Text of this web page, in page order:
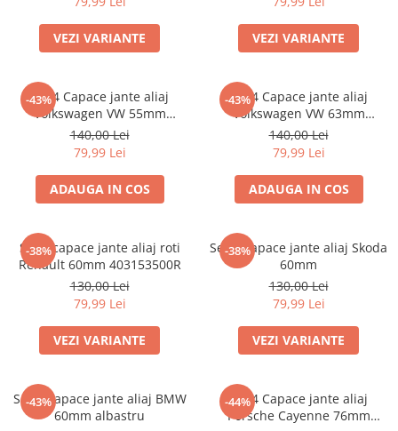
VEZI VARIANTE VEZI VARIANTE
-43%
Set 4 Capace jante aliaj
Volkswagen VW 55mm
6N0601171
140,00 Lei
79,99 Lei
ADAUGA IN COS
-43%
Set 4 Capace jante aliaj
Volkswagen VW 63mm
7M7601165 7D0601165
140,00 Lei
79,99 Lei
ADAUGA IN COS
-38%
Set 4 capace jante aliaj roti
Renault 60mm 403153500R
130,00 Lei
79,99 Lei
VEZI VARIANTE
-38%
Set 4 Capace jante aliaj Skoda
60mm
130,00 Lei
79,99 Lei
VEZI VARIANTE
-43%
Set 4 Capace jante aliaj BMW
60mm albastru
-44%
set 4 Capace jante aliaj
Porsche Cayenne 76mm